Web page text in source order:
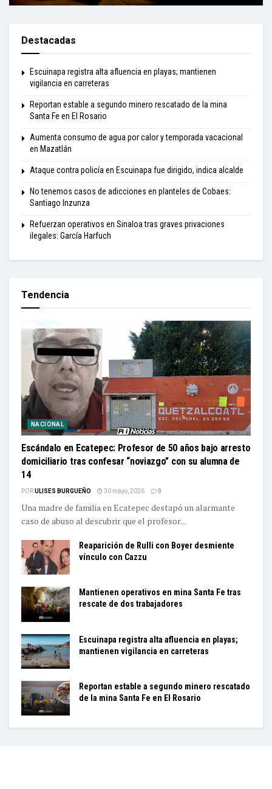
Destacadas
Escuinapa registra alta afluencia en playas; mantienen
vigilancia en carreteras
Reportan estable a segundo minero rescatado de la mina
Santa Fe en El Rosario
Aumenta consumo de agua por calor y temporada vacacional
en Mazatlán
Ataque contra policía en Escuinapa fue dirigido, indica alcalde
No tenemos casos de adicciones en planteles de Cobaes:
Santiago Inzunza
Refuerzan operativos en Sinaloa tras graves privaciones
ilegales: García Harfuch
Tendencia
NACIONAL
Escándalo en Ecatepec: Profesor de 50 años bajo arresto
domiciliario tras confesar “noviazgo” con su alumna de
14
PORULISES BURGUEÑO 30 mayo, 2026 0
Una madre de familia en Ecatepec destapó un alarmante
caso de abuso al descubrir que el profesor...
Reaparición de Rulli con Boyer desmiente
vínculo con Cazzu
Mantienen operativos en mina Santa Fe tras
rescate de dos trabajadores
Escuinapa registra alta afluencia en playas;
mantienen vigilancia en carreteras
Reportan estable a segundo minero rescatado
de la mina Santa Fe en El Rosario